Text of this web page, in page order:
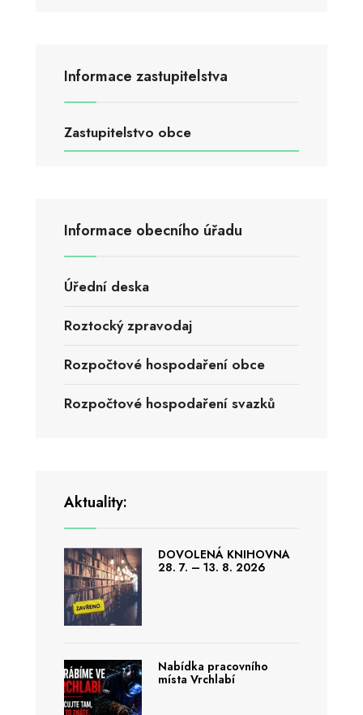
Informace zastupitelstva
Zastupitelstvo obce
Informace obecního úřadu
Úřední deska
Roztocký zpravodaj
Rozpočtové hospodaření obce
Rozpočtové hospodaření svazků
Aktuality:
DOVOLENÁ KNIHOVNA
28. 7. – 13. 8. 2026
Nabídka pracovního
místa Vrchlabí